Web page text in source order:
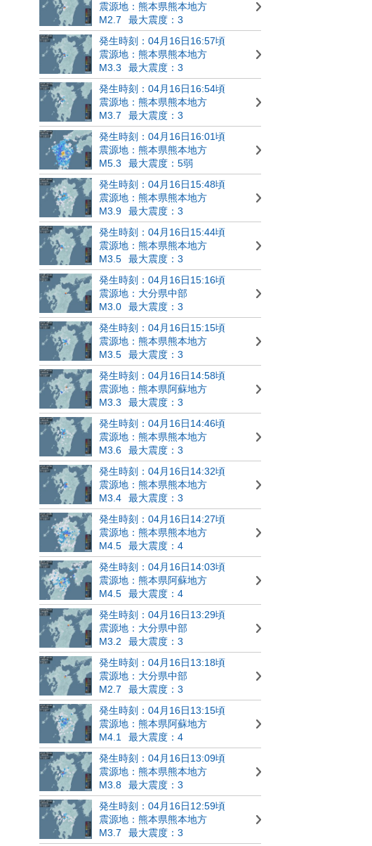
震源地：熊本県熊本地方
M2.7
最大震度：3
発生時刻：04月16日16:57頃
震源地：熊本県熊本地方
M3.3
最大震度：3
発生時刻：04月16日16:54頃
震源地：熊本県熊本地方
M3.7
最大震度：3
発生時刻：04月16日16:01頃
震源地：熊本県熊本地方
M5.3
最大震度：5弱
発生時刻：04月16日15:48頃
震源地：熊本県熊本地方
M3.9
最大震度：3
発生時刻：04月16日15:44頃
震源地：熊本県熊本地方
M3.5
最大震度：3
発生時刻：04月16日15:16頃
震源地：大分県中部
M3.0
最大震度：3
発生時刻：04月16日15:15頃
震源地：熊本県熊本地方
M3.5
最大震度：3
発生時刻：04月16日14:58頃
震源地：熊本県阿蘇地方
M3.3
最大震度：3
発生時刻：04月16日14:46頃
震源地：熊本県熊本地方
M3.6
最大震度：3
発生時刻：04月16日14:32頃
震源地：熊本県熊本地方
M3.4
最大震度：3
発生時刻：04月16日14:27頃
震源地：熊本県熊本地方
M4.5
最大震度：4
発生時刻：04月16日14:03頃
震源地：熊本県阿蘇地方
M4.5
最大震度：4
発生時刻：04月16日13:29頃
震源地：大分県中部
M3.2
最大震度：3
発生時刻：04月16日13:18頃
震源地：大分県中部
M2.7
最大震度：3
発生時刻：04月16日13:15頃
震源地：熊本県阿蘇地方
M4.1
最大震度：4
発生時刻：04月16日13:09頃
震源地：熊本県熊本地方
M3.8
最大震度：3
発生時刻：04月16日12:59頃
震源地：熊本県熊本地方
M3.7
最大震度：3